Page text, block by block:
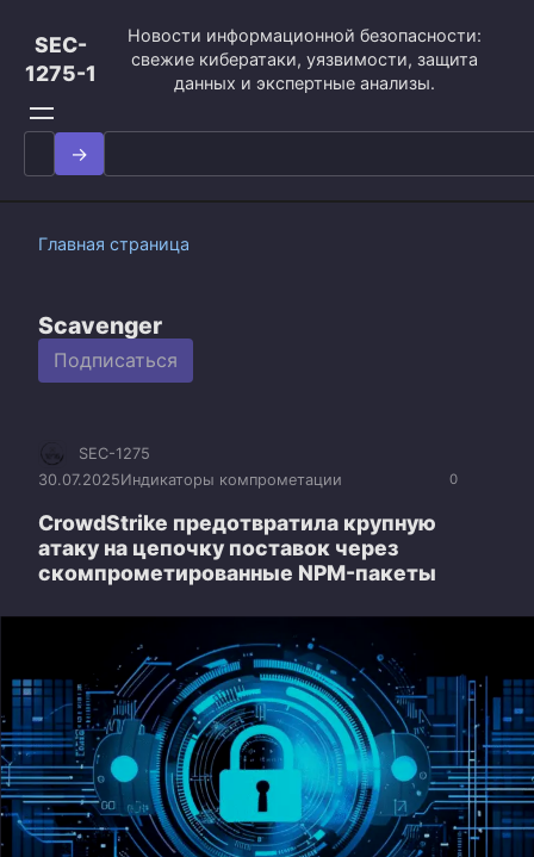
контенту
SEC-
1275-1
Новости информационной безопасности:
свежие кибератаки, уязвимости, защита
данных и экспертные анализы.
Search
for:
Главная страница
Scavenger
Подписаться
0
SEC-1275
30.07.2025Индикаторы компрометации
CrowdStrike предотвратила крупную
атаку на цепочку поставок через
скомпрометированные NPM-пакеты